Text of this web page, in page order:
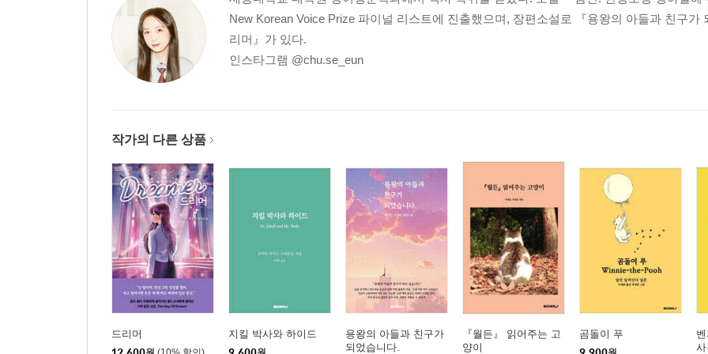
New Korean Voice Prize 파이널 리스트에 진출했으며, 장편소설로 『용왕의 아들과 친구가
리머』가 있다.
인스타그램 @chu.se_eun
작가의 다른 상품
드리머 지킬 박사와 하이드
용왕의 아들과 친구가
되었습니다.
『월든』 읽어주는 고
양이
곰돌이 푸